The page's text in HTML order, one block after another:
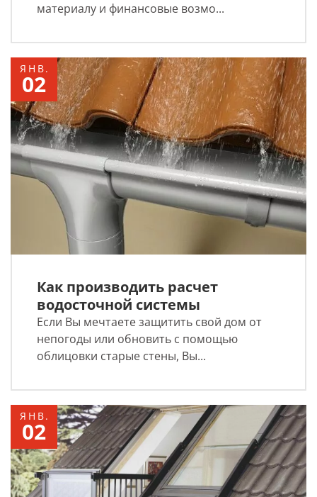
материалу и финансовые возмо...
ЯНВ.
02
Как производить расчет
водосточной системы
Если Вы мечтаете защитить свой дом от
непогоды или обновить с помощью
облицовки старые стены, Вы...
ЯНВ.
02